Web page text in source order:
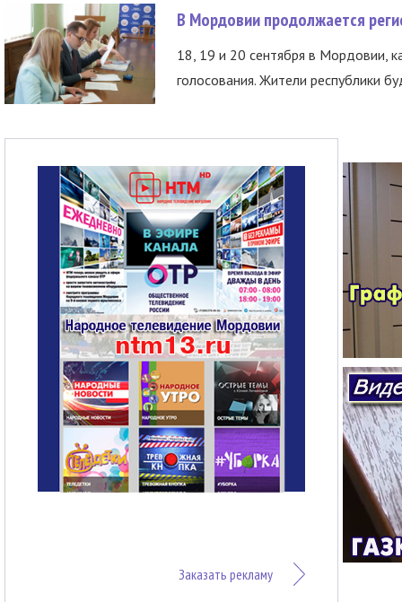
В Мордовии продолжается
18, 19 и 20 сентября в Мордовии,
голосования. Жители республики
Заказать рекламу